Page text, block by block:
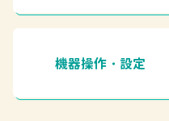
機器操作・設定